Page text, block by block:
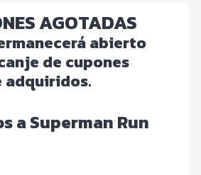
AGOTADAS
abierto
de cupones
adquiridos.
a Superman Run